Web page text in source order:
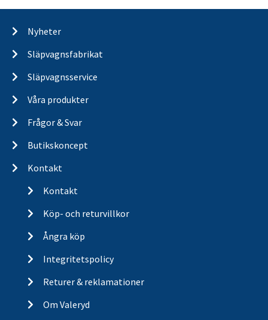
Nyheter
Släpvagnsfabrikat
Släpvagnsservice
Våra produkter
Frågor & Svar
Butikskoncept
Kontakt
Kontakt
Köp- och returvillkor
Ångra köp
Integritetspolicy
Returer & reklamationer
Om Valeryd